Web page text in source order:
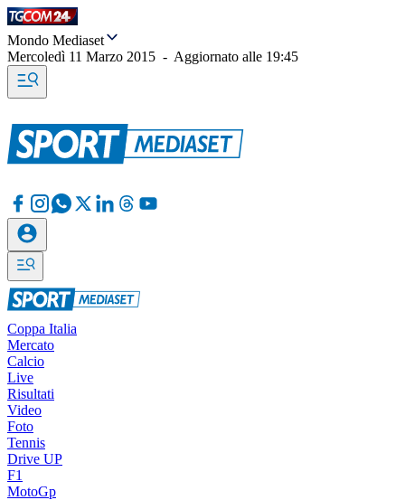
Mondo Mediaset
Mercoledì 11 Marzo 2015 - Aggiornato alle 19:45
Coppa Italia
Mercato
Calcio
Live
Risultati
Video
Foto
Tennis
Drive UP
F1
MotoGp